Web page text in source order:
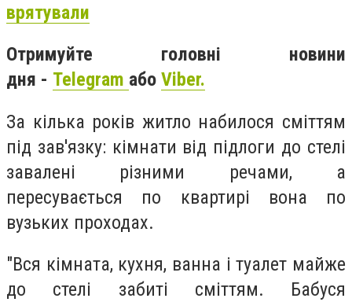
врятували
Отримуйте головні новини
дня - Telegram або Viber.
За кілька років житло набилося сміттям
під зав'язку: кімнати від підлоги до стелі
завалені різними речами, а
пересувається по квартирі вона по
вузьких проходах.
"Вся кімната, кухня, ванна і туалет майже
до стелі забиті сміттям. Бабуся